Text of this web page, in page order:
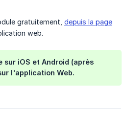
gratuitement, depuis la page
web.
sur iOS et Android (après
l'application Web.